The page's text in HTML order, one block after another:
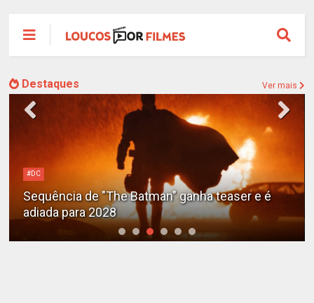
Destaques Ver mais
#DC
Sequência de "The Batman" ganha teaser e é
adiada para 2028